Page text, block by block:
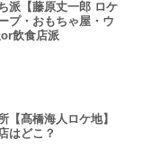
派【藤原丈一郎 ロケ
プ・おもちゃ屋・ウ
飲食店派
【髙橋海人ロケ地】
はどこ？